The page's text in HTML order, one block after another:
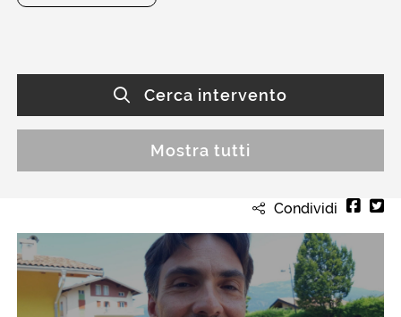
Cerca intervento
Mostra tutti
Condividi